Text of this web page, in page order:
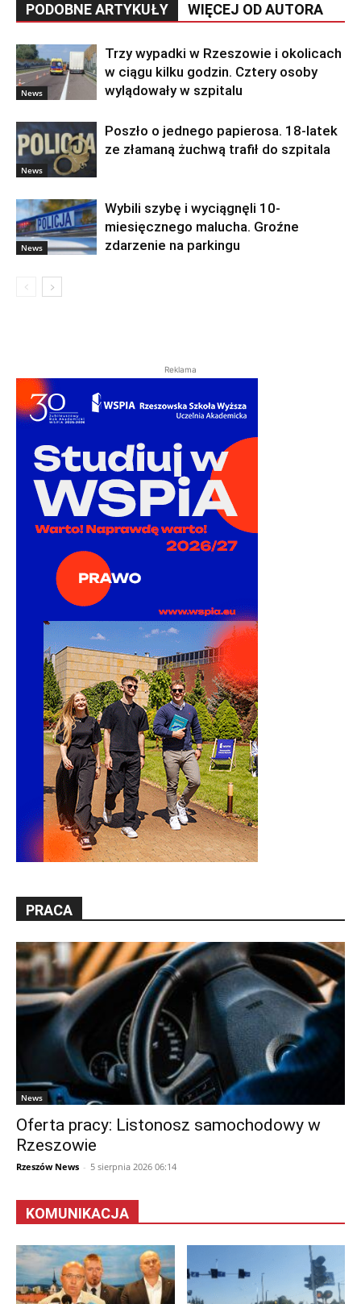
PODOBNE ARTYKUŁY WIĘCEJ OD AUTORA
News
Trzy wypadki w Rzeszowie i okolicach
w ciągu kilku godzin. Cztery osoby
wylądowały w szpitalu
News
Poszło o jednego papierosa. 18-latek
ze złamaną żuchwą trafił do szpitala
News
Wybili szybę i wyciągnęli 10-
miesięcznego malucha. Groźne
zdarzenie na parkingu
Reklama
PRACA
News
Oferta pracy: Listonosz samochodowy w
Rzeszowie
Rzeszów News - 5 sierpnia 2026 06:14
KOMUNIKACJA